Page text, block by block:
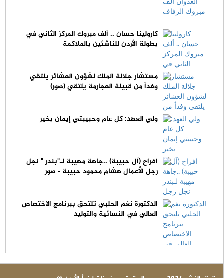
كارولينا حسان .. ألف مبروك المركز الثاني في
بطولة الأردن للناشئين بالملاكمة
مستشار جلالة الملك لشؤون العشائر يلتقي
وفداً من قبيلة العجارمة يلتقي (صور)
ولي العهد: كل عام وحبيبتي إيمان بخير
افراح (آل حبيبة) ..جاهة مهيبة لـ"بندر " نجل
رجل الأعمال هشام محمود حبيبة - صور
الدكتورة نغم الحلبي تلتحق ببرنامج الاختصاص
العالي في النسائية والتوليد